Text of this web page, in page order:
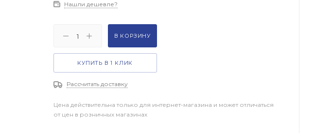
Нашли дешевле?
В КОРЗИНУ
КУПИТЬ В 1 КЛИК
Рассчитать доставку
Цена действительна только для интернет-магазина и может отличаться
от цен в розничных магазинах